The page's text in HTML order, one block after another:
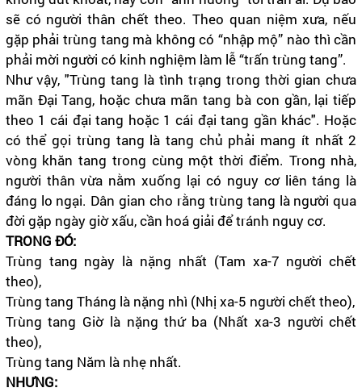
sẽ có người thân chết theo. Theo quan niệm xưa, nếu
gặp phải trùng tang mà không có “nhập mộ” nào thì cần
phải mời người có kinh nghiệm làm lễ “trấn trùng tang”.
Như vậy, "Trùng tang là tình trạng trong thời gian chưa
mãn Đại Tang, hoặc chưa mãn tang bà con gần, lại tiếp
theo 1 cái đại tang hoặc 1 cái đại tang gần khác". Hoặc
có thể gọi trùng tang là tang chủ phải mang ít nhất 2
vòng khăn tang trong cùng một thời điểm. Trong nhà,
người thân vừa nằm xuống lại có nguy cơ liên táng là
đáng lo ngại. Dân gian cho rằng trùng tang là người qua
đời gặp ngày giờ xấu, cần hoá giải để tránh nguy cơ.
TRONG ĐÓ:
Trùng tang ngày là nặng nhất (Tam xa-7 người chết
theo),
Trùng tang Tháng là nặng nhì (Nhị xa-5 người chết theo),
Trùng tang Giờ là nặng thứ ba (Nhất xa-3 người chết
theo),
Trùng tang Năm là nhẹ nhất.
NHƯNG: